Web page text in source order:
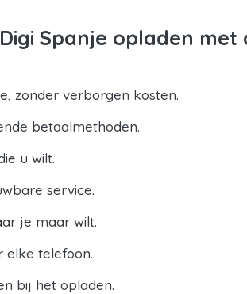
Spanje opladen met
zonder verborgen kosten.
betaalmethoden.
u wilt.
service.
je maar wilt.
elke telefoon.
bij het opladen.